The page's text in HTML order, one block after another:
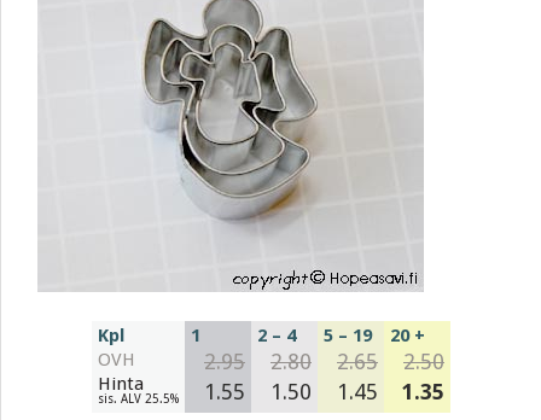
Kpl
OVH
Hinta
sis. ALV 25.5%
1
2.95
1.55
2 – 4
2.80
1.50
5 – 19
2.65
1.45
20 +
2.50
1.35